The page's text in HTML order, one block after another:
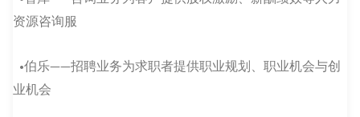
资源咨询服
•伯乐——招聘业务为求职者提供职业规划、职业机会与创
业机会